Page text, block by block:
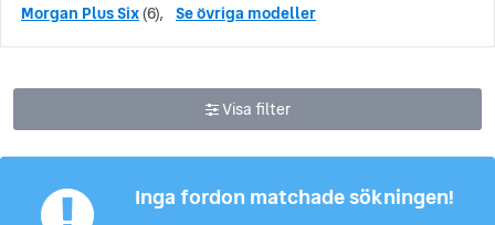
Morgan Plus Six(6), Se övriga modeller
Visa filter
Inga fordon matchade sökningen!